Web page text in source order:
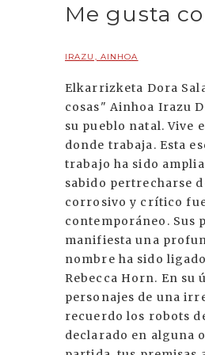
Me gusta
IRAZU, AINHOA
Elkarrizketa Dora Salazar, escultora "No me gusta la idea del arte por el arte. Me gusta contar cosas" Ainhoa Irazu Dora Salazar tiene su taller en un antiguo caserío en el corazón de Alsasua, su pueblo natal. Vive en Bilbao y cuando siente necesidad de crear se retira a Alsasua. Es allí donde trabaja. Esta escultora es uno de los estandartes más singulares del arte en el Estado. Su trabajo ha sido ampliamente galardonado. Dueña de una gran capacidad creadora, Dora ha sabido pertrecharse de una sólida personalidad. Mediante un sentido irónico y un énfasis corrosivo y crítico fuera de lo común, ridiculiza costumbres y valores del modelo de vida contemporáneo. Sus piezas son livianas, sin peso, pero con gran impacto visual. En su obra manifiesta una profunda preocupación por la mujer y la femineidad. Es por ello por lo que su nombre ha sido ligado al de renombradas artistas como Katharina Fritsch, Hannah Collins o Rebecca Horn. En su última colección "Heroínas ficticias", Dora crea un escenario donde viven personajes de una irrepetible obra teatral. Estos personajes tienen vida autónoma y nos traen al recuerdo los robots de Pistoletto. "Parto de la pequeña historia, de mí y de lo que me rodea" has declarado en alguna ocasión. ¿Cuál es la pequeña historia de Dora? ¿Cuáles son tus puntos de partida, tus premisas a la hora de trabajar? Tengo 36 años y llevo trabajando en esto más de doce años. Las premisas se han ido acumulando durante estos años. Desde mis inicios mantengo unos parámetros pero a través del tiempo han ido surgiendo otros nuevos. A nivel plástico o puramente representativo hay unas constantes. Lo precario me interesa, lo precario pero con fuerza, es decir, la dualidad entre la fuerza y la inestabilidad; la tensión y la armonía entre las cosas. Sobre el acabado no puedo decir lo mismo, ya que al principio era más osada y zarrapastrosa. Ahora con el tiempo me estoy volviendo más esteta. Luego el espacio lo voy alternando. A veces es como algo que los objetosno necesitan y otras veces es algo muy importante. En cuanto a la temática, he de decir que con mi trabajo me gusta contar cosas. No me gusta la idea del arte por el arte. No me interesa sólo el punto estético. En éste sentido también hay elementos que se repiten. Por ejemplo,